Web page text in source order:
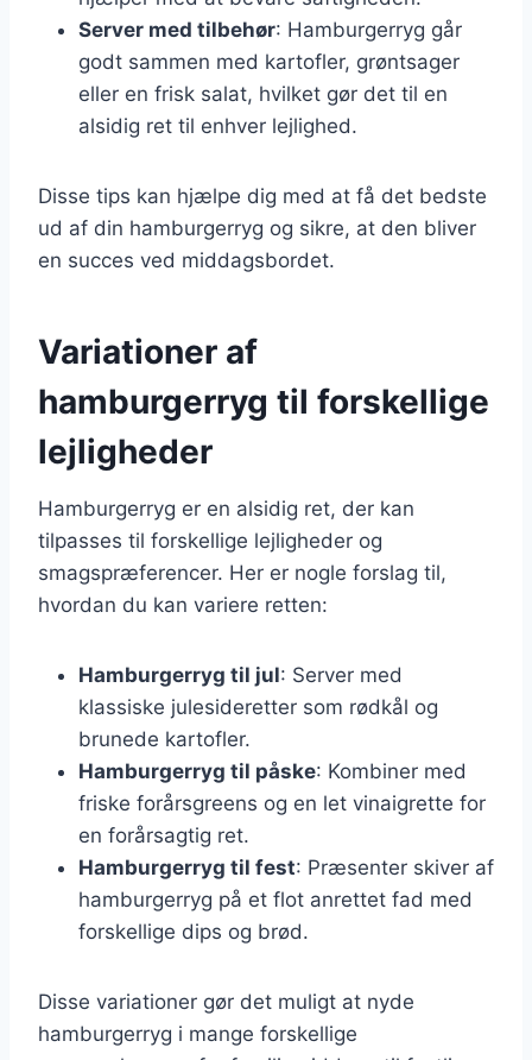
Server med tilbehør: Hamburgerryg går
godt sammen med kartofler, grøntsager
eller en frisk salat, hvilket gør det til en
alsidig ret til enhver lejlighed.
Disse tips kan hjælpe dig med at få det bedste
ud af din hamburgerryg og sikre, at den bliver
en succes ved middagsbordet.
Variationer af
hamburgerryg til forskellige
lejligheder
Hamburgerryg er en alsidig ret, der kan
tilpasses til forskellige lejligheder og
smagspræferencer. Her er nogle forslag til,
hvordan du kan variere retten:
Hamburgerryg til jul: Server med
klassiske julesideretter som rødkål og
brunede kartofler.
Hamburgerryg til påske: Kombiner med
friske forårsgreens og en let vinaigrette for
en forårsagtig ret.
Hamburgerryg til fest: Præsenter skiver af
hamburgerryg på et flot anrettet fad med
forskellige dips og brød.
Disse variationer gør det muligt at nyde
hamburgerryg i mange forskellige